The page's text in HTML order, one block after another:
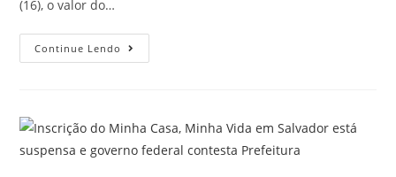
(16), o valor do…
Continue Lendo